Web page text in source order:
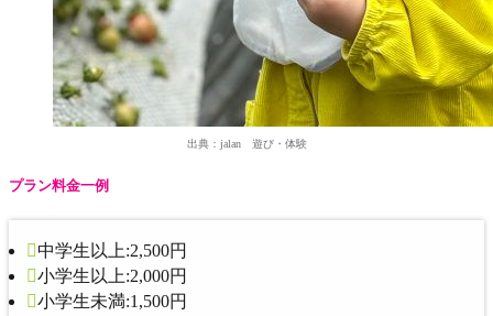
出典：jalan 遊び・体験
プラン料金一例
中学生以上:2,500円
小学生以上:2,000円
小学生未満:1,500円